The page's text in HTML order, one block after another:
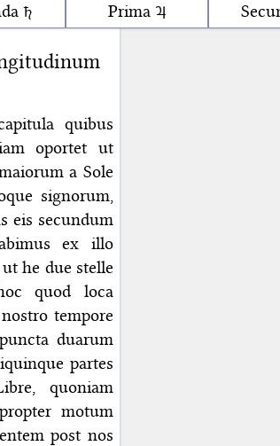
♄ Prima ♃
quibus
oportet ut
a Sole
signorum,
eis secundum
ex illo
he due stelle
quod loca
tempore
duarum
partes
quoniam
motum
post nos